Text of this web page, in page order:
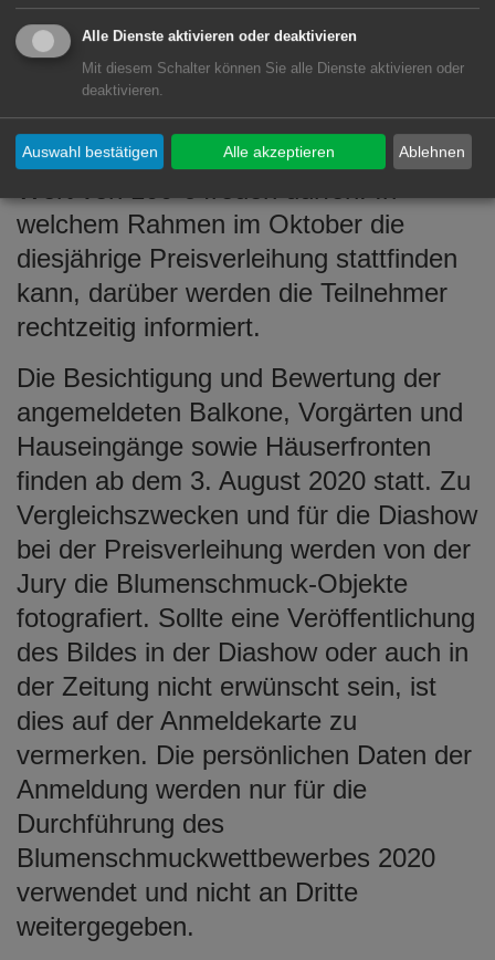
wieder aus den ersten Preisen aller
Ortschaften in den jeweiligen
Kategorien drei Gesamtsieger
ausgelost, welche sich über einen
Gutschein eines Gartenfachmarktes im
welchem Rahmen im Oktober die
diesjährige Preisverleihung stattfinden
kann, darüber werden die Teilnehmer
rechtzeitig informiert.
Die Besichtigung und Bewertung der
angemeldeten Balkone, Vorgärten und
Hauseingänge sowie Häuserfronten
finden ab dem 3. August 2020 statt. Zu
Vergleichszwecken und für die Diashow
bei der Preisverleihung werden von der
Jury die Blumenschmuck-Objekte
fotografiert. Sollte eine Veröffentlichung
des Bildes in der Diashow oder auch in
der Zeitung nicht erwünscht sein, ist
dies auf der Anmeldekarte zu
vermerken. Die persönlichen Daten der
Anmeldung werden nur für die
Durchführung des
Blumenschmuckwettbewerbes 2020
verwendet und nicht an Dritte
weitergegeben.
Alle Dienste aktivieren oder deaktivieren
Mit diesem Schalter können Sie alle Dienste aktivieren oder
deaktivieren.
Ablehnen
Auswahl bestätigen Alle akzeptieren